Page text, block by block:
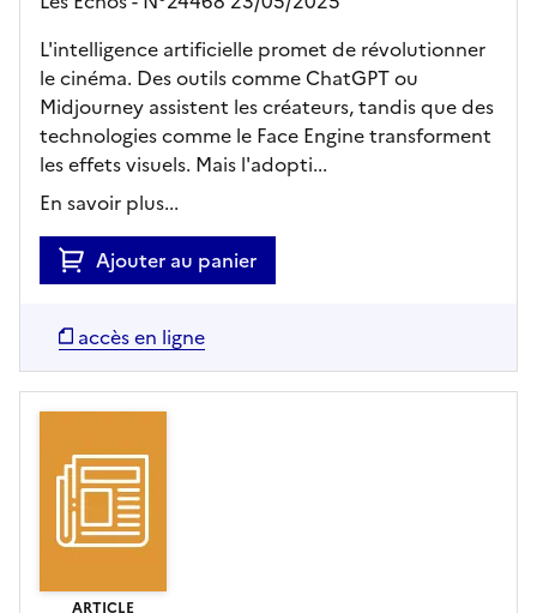
L'intelligence artificielle promet de révolutionner
le cinéma. Des outils comme ChatGPT ou
Midjourney assistent les créateurs, tandis que des
technologies comme le Face Engine transforment
les effets visuels. Mais l'adopti...
En savoir plus...
Ajouter au panier
accès en ligne
ARTICLE